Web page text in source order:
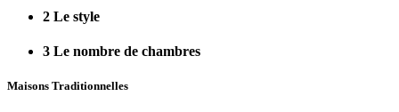
2 Le style
3 Le nombre de chambres
Maisons Traditionnelles